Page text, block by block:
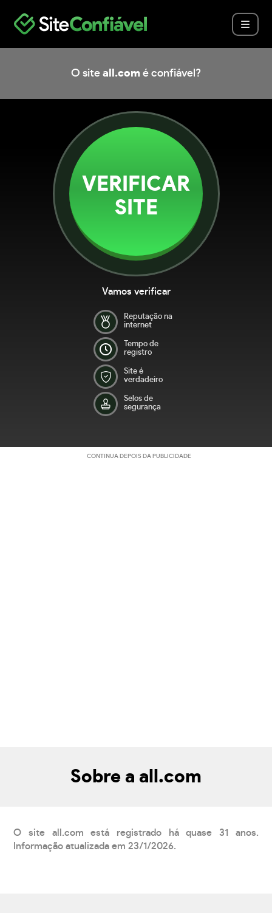
O site all.com é confiável?
VERIFICAR
SITE
Vamos verificar
Reputação na
internet
Tempo de
registro
Site é
verdadeiro
Selos de
segurança
CONTINUA DEPOIS DA PUBLICIDADE
Sobre a all.com
O site all.com está registrado há quase 31 anos.
Informação atualizada em 23/1/2026.